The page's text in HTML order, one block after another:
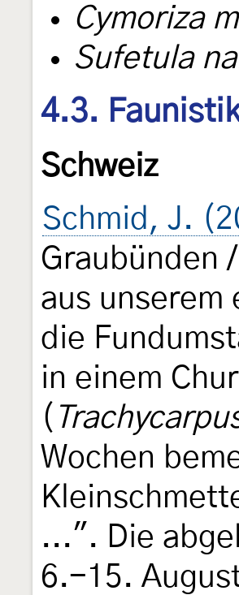
Cymoriza
Sufetula
4.3.
Schweiz
Schmid, J.
Graubünden /
aus
die
in einem
(
Wochen
...". Die
6.-15.